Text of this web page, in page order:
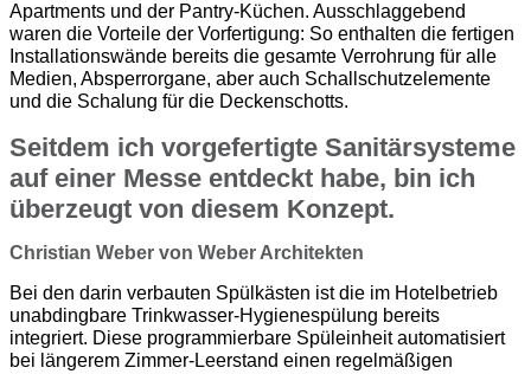
Apartments und der Pantry-Küchen. Ausschlaggebend
waren die Vorteile der Vorfertigung: So enthalten die fertigen
Installationswände bereits die gesamte Verrohrung für alle
Medien, Absperrorgane, aber auch Schallschutzelemente
und die Schalung für die Deckenschotts.
Seitdem ich vorgefertigte Sanitärsysteme
auf einer Messe entdeckt habe, bin ich
überzeugt von diesem Konzept.
Christian Weber von Weber Architekten
Bei den darin verbauten Spülkästen ist die im Hotelbetrieb
unabdingbare Trinkwasser-Hygienespülung bereits
integriert. Diese programmierbare Spüleinheit automatisiert
bei längerem Zimmer-Leerstand einen regelmäßigen